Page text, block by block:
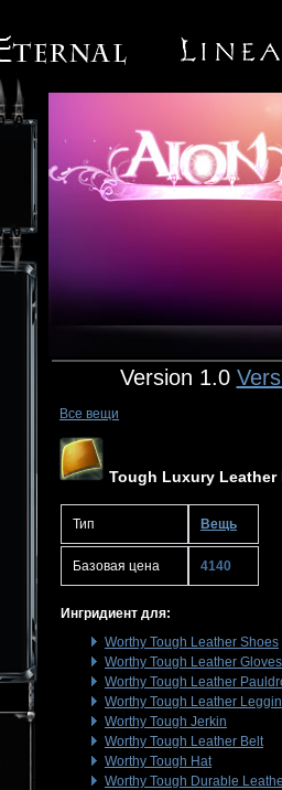
Version 1.0
Все вещи
Tough Luxury Leather
Тип Вещь
Базовая цена 4140
Ингридиент для:
Worthy Tough Leather Shoes
Worthy Tough Leather Gloves
Worthy Tough Leather
Worthy Tough Leather
Worthy Tough Jerkin
Worthy Tough Leather Belt
Worthy Tough Hat
Worthy Tough Durable